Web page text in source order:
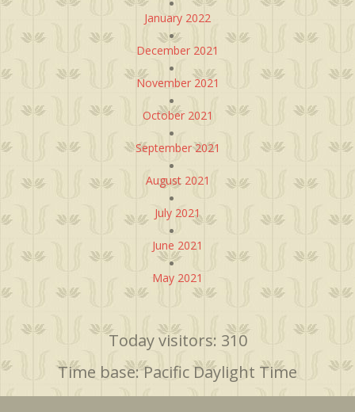
January 2022
December 2021
November 2021
October 2021
September 2021
August 2021
July 2021
June 2021
May 2021
Today visitors: 310
Time base: Pacific Daylight Time